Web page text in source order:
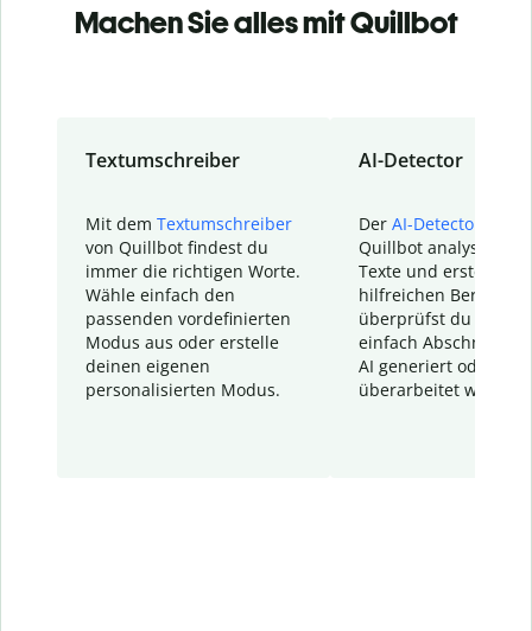
Machen Sie alles mit Quillbot
Textumschreiber
Mit dem Textumschreiber
von Quillbot findest du
immer die richtigen Worte.
Wähle einfach den
passenden vordefinierten
Modus aus oder erstelle
deinen eigenen
personalisierten Modus.
AI-Detector
Der AI-Detector
Quillbot analysiert
Texte und erstellt
hilfreichen Bericht.
überprüfst du
einfach Abschnitte,
AI generiert oder
überarbeitet wurden.